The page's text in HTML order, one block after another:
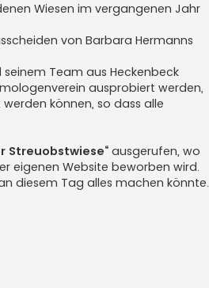
Wiesen im vergangenen Jahr
von Barbara Hermanns
Team aus Heckenbeck
ausprobiert werden,
können, so dass alle
Streuobstwiese“ ausgerufen, wo
eigenen Website beworben wird.
diesem Tag alles machen könnte.